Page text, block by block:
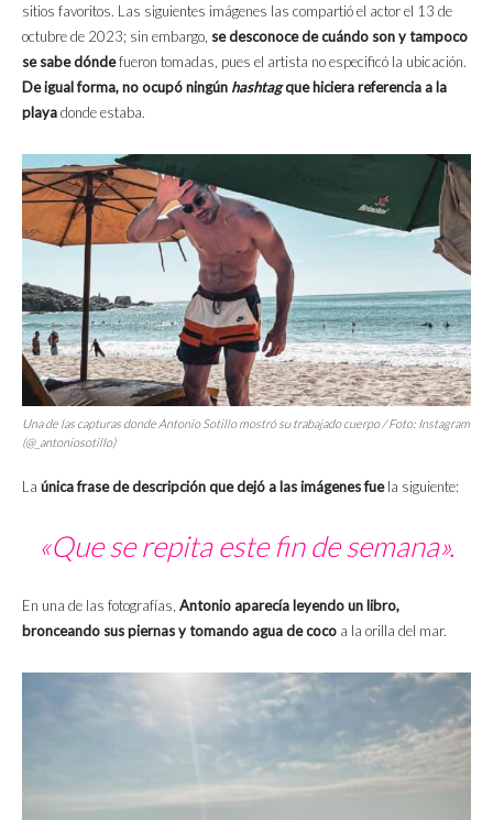
sitios favoritos. Las siguientes imágenes las compartió el actor el 13 de
octubre de 2023; sin embargo, se desconoce de cuándo son y tampoco
se sabe dóndefueron tomadas, pues el artista no especificó la ubicación.
De igual forma, no ocupó ningún hashtagque hiciera referencia a la
playadonde estaba.
Una de las capturas donde Antonio Sotillo mostró su trabajado cuerpo / Foto: Instagram
(@_antoniosotillo)
La única frase de descripción que dejó a las imágenes fuela siguiente:
«Que se repita este fin de semana».
En una de las fotografías, Antonio aparecía leyendo un libro,
bronceando sus piernas y tomando agua de coco a la orilla del mar.